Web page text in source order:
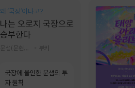
왜 ‘국장‘이냐고?
나는 오로지 국장으로
승부한다
부키
국장에 올인한 문샘의 투
자 원칙